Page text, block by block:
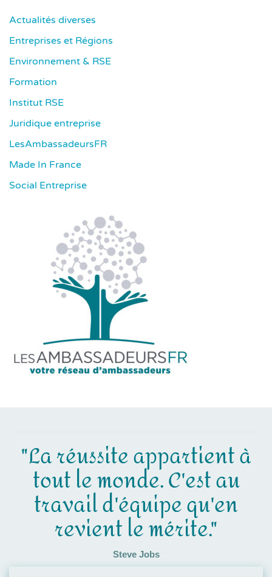
Actualités diverses
Entreprises et Régions
Environnement & RSE
Formation
Institut RSE
Juridique entreprise
LesAmbassadeursFR
Made In France
Social Entreprise
"La réussite appartient à
tout le monde. C'est au
travail d'équipe qu'en
revient le mérite."
Steve Jobs